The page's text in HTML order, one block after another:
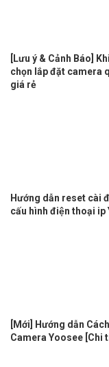
[Lưu ý & Cảnh Báo]
chọn lắp đặt camera
giá rẻ
Hướng dẫn reset cài
cấu hình điện thoại ip
[Mới] Hướng dẫn
Camera Yoosee [Chi